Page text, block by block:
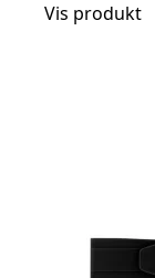
Vis produkt